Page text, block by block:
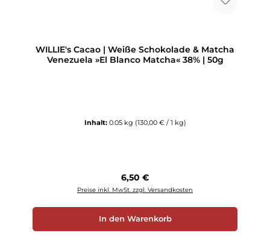
WILLIE's Cacao | Weiße Schokolade & Matcha
Venezuela »El Blanco Matcha« 38% | 50g
Inhalt: 0.05 kg (130,00 € / 1 kg)
Regulärer Preis:
6,50 €
Preise inkl. MwSt. zzgl. Versandkosten
In den Warenkorb